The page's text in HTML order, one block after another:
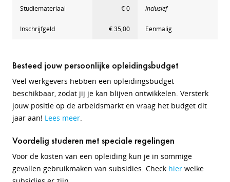
Studiemateriaal € 0 inclusief
Inschrijfgeld € 35,00 Eenmalig
Besteed jouw persoonlijke opleidingsbudget
Veel werkgevers hebben een opleidingsbudget
beschikbaar, zodat jij je kan blijven ontwikkelen. Versterk
jouw positie op de arbeidsmarkt en vraag het budget dit
jaar aan! Lees meer.
Voordelig studeren met speciale regelingen
Voor de kosten van een opleiding kun je in sommige
gevallen gebruikmaken van subsidies. Check hier welke